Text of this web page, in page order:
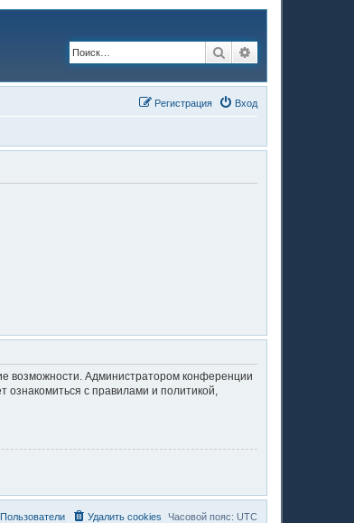
Поиск
Вход
Регистрация
возможности. Администратором конференции
ознакомиться с правилами и политикой,
Часовой пояс: UTC
Удалить cookies
Пользователи